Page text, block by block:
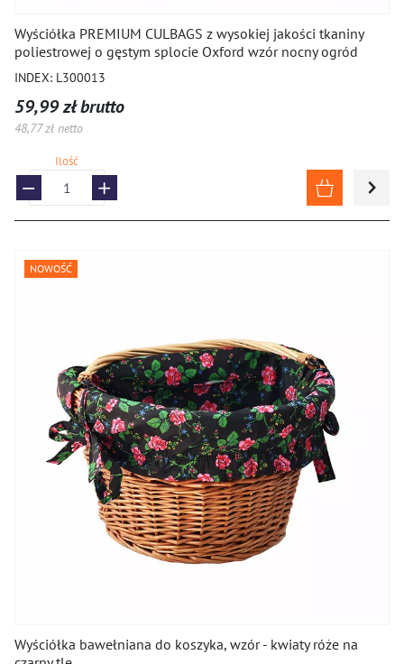
Podpórki
Pompki i części
Rękawiczki
Torby
OGUMIENIE
ROWERY I HULAJNOGI
Wyściółka PREMIUM CULBAGS z wysokiej jakości tkaniny
poliestrowej o gęstym splocie Oxford wzór nocny ogród
INDEX: L300013
59,99 zł brutto
48,77 zł netto
Ilość
NOWOŚĆ
Wyściółka bawełniana do koszyka, wzór - kwiaty róże na